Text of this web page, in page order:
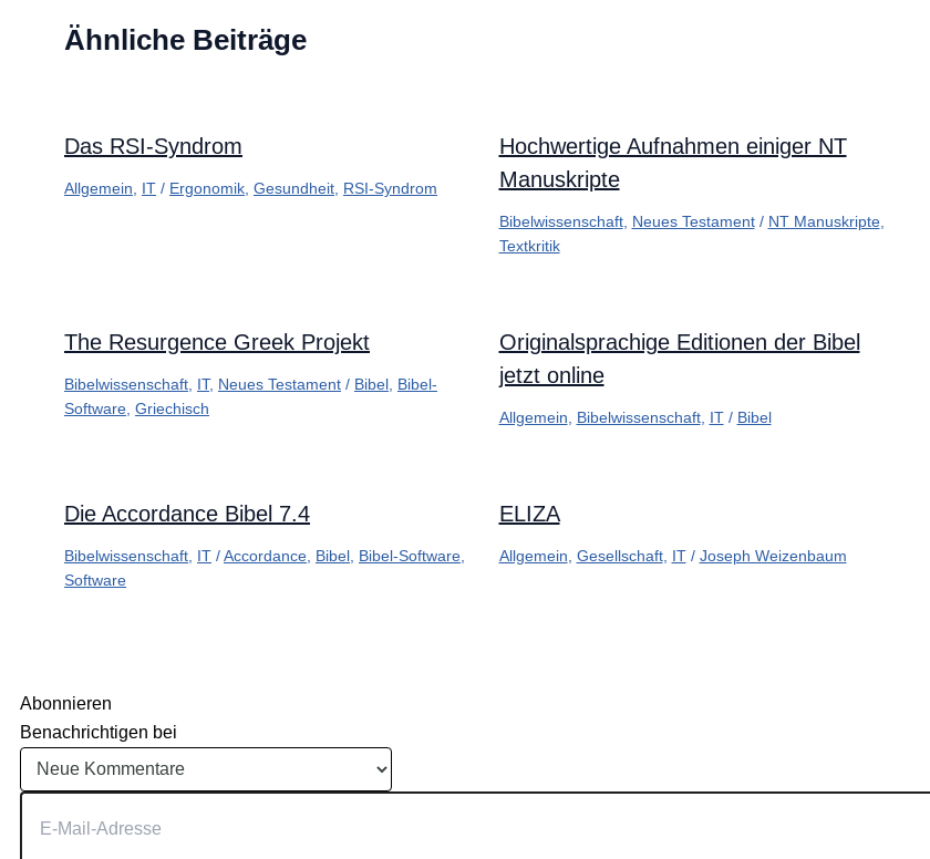
Ähnliche Beiträge
Das RSI-Syndrom
Allgemein IT / Ergonomik Gesundheit RSI-Syndrom
Hochwertige Aufnahmen einiger NT
Manuskripte
Bibelwissenschaft, Neues Testament/ NT Manuskripte,
Textkritik
The Resurgence Greek Projekt
Bibelwissenschaft IT, Neues Testament / Bibel Bibel-
Software Griechisch
Originalsprachige Editionen der Bibel
jetzt online
Allgemein Bibelwissenschaft, IT/ Bibel
Die Accordance Bibel 7.4
Bibelwissenschaft IT /Accordance Bibel Bibel-Software
Software
ELIZA
Allgemein Gesellschaft, IT/ Joseph Weizenbaum
Abonnieren
Benachrichtigen bei